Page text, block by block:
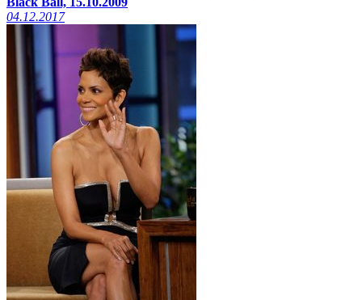
04.12.2017